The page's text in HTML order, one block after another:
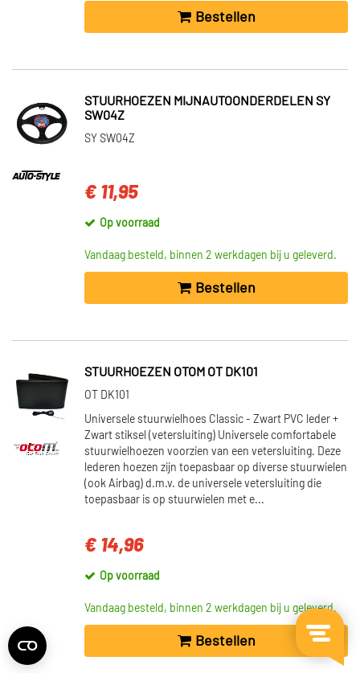
Bestellen
STUURHOEZEN MIJNAUTOONDERDELEN SY
SW04Z
SY SW04Z
€ 11,95
Op voorraad
Vandaag besteld, binnen 2 werkdagen bij u geleverd.
Bestellen
STUURHOEZEN OTOM OT DK101
OT DK101
Universele stuurwielhoes Classic - Zwart PVC leder +
Zwart stiksel (vetersluiting) Universele comfortabele
stuurwielhoezen voorzien van een vetersluiting. Deze
lederen hoezen zijn toepasbaar op diverse stuurwielen
(ook Airbag) d.m.v. de universele vetersluiting die
toepasbaar is op stuurwielen met e...
€ 14,96
Op voorraad
Vandaag besteld, binnen 2 werkdagen bij u geleverd.
Bestellen